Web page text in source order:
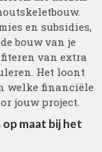
en subsidies,
bouw van je
van extra
Het loont
welke financiële
jouw project.
maat bij het